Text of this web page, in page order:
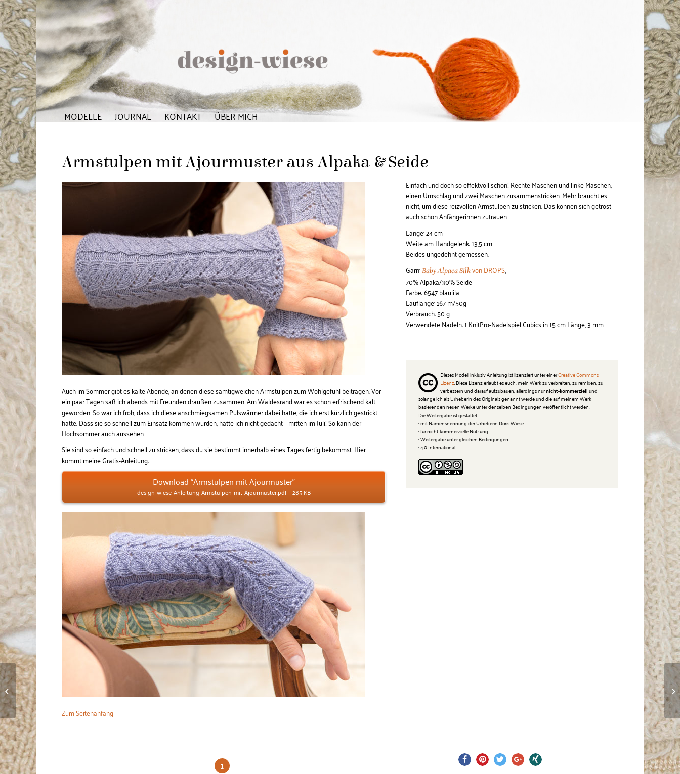
MODELLE JOURNAL KONTAKT ÜBER MICH
Armstulpen mit Ajourmuster aus Alpaka & Seide
Auch im Sommer gibt es kalte Abende, an denen diese samtigweichen Armstulpen zum Wohlgefühl beitragen. Vor
ein paar Tagen saß ich abends mit Freunden draußen zusammen. Am Waldesrand war es schon erfrischend kalt
geworden. So war ich froh, dass ich diese anschmiegsamen Pulswärmer dabei hatte, die ich erst kürzlich gestrickt
hatte. Dass sie so schnell zum Einsatz kommen würden, hatte ich nicht gedacht – mitten im Juli! So kann der
Hochsommer auch aussehen.
Sie sind so einfach und schnell zu stricken, dass du sie bestimmt innerhalb eines Tages fertig bekommst. Hier
kommt meine Gratis-Anleitung:
Download “Armstulpen mit Ajourmuster”
design-wiese-Anleitung-Armstulpen-mit-Ajourmuster.pdf – 285 KB
Zum Seitenanfang
Einfach und doch so effektvoll schön! Rechte Maschen und linke Maschen,
einen Umschlag und zwei Maschen zusammenstricken. Mehr braucht es
nicht, um diese reizvollen Armstulpen zu stricken. Das können sich getrost
auch schon Anfängerinnen zutrauen.
Länge: 24 cm
Weite am Handgelenk: 13,5 cm
Beides ungedehnt gemessen.
Garn:Baby Alpaca Silkvon DROPS,
70% Alpaka/30% Seide
Farbe: 6547 blaulila
Lauflänge: 167 m/50g
Verbrauch: 50 g
Verwendete Nadeln: 1 KnitPro-Nadelspiel Cubics in 15 cm Länge, 3 mm
Dieses Modell inklusiv Anleitung ist lizenziert unter einerCreative Commons
Lizenz. Diese Lizenz erlaubt es euch, mein Werk zu verbreiten, zu remixen, zu
verbessern und darauf aufzubauen, allerdings nurnicht-kommerziellund
solange ich als Urheberin des Originals genannt werde und die auf meinem Werk
basierenden neuen Werke unter denselben Bedingungen veröffentlicht werden.
Die Weitergabe ist gestattet
• mit Namensnennung der Urheberin Doris Wiese
• für nicht-kommerzielle Nutzung
• Weitergabe unter gleichen Bedingungen
• 4.0 International
1
Lange Armstulpen aus
Alpaka, mit Anleitung